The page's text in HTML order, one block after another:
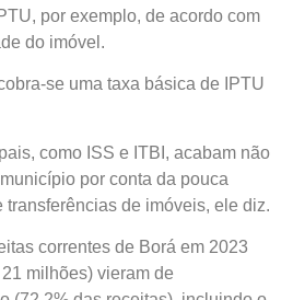
por exemplo, de acordo com
do imóvel.
se uma taxa básica de IPTU
como ISS e ITBI, acabam não
por conta da pouca
de imóveis, ele diz.
correntes de Borá em 2023
milhões) vieram de